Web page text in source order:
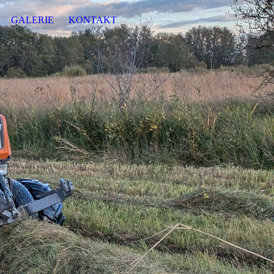
GALERIE KONTAKT